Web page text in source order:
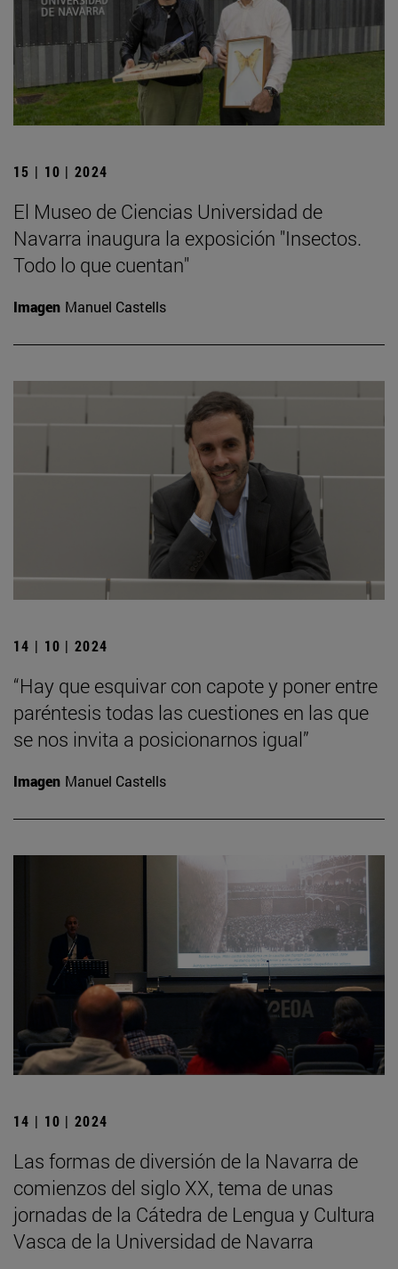
15 | 10 | 2024
El Museo de Ciencias Universidad de
Navarra inaugura la exposición "Insectos.
Todo lo que cuentan"
Imagen Manuel Castells
14 | 10 | 2024
“Hay que esquivar con capote y poner entre
paréntesis todas las cuestiones en las que
se nos invita a posicionarnos igual”
Imagen Manuel Castells
14 | 10 | 2024
Las formas de diversión de la Navarra de
comienzos del siglo XX, tema de unas
jornadas de la Cátedra de Lengua y Cultura
Vasca de la Universidad de Navarra